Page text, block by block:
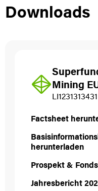
Downloads
Mining
LI1231313431
Factsheet
herunterladen
Prospekt &
Jahresbericht